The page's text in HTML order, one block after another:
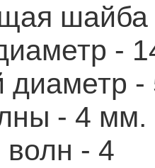
-
диаметр
- 4 мм.
волн - 4